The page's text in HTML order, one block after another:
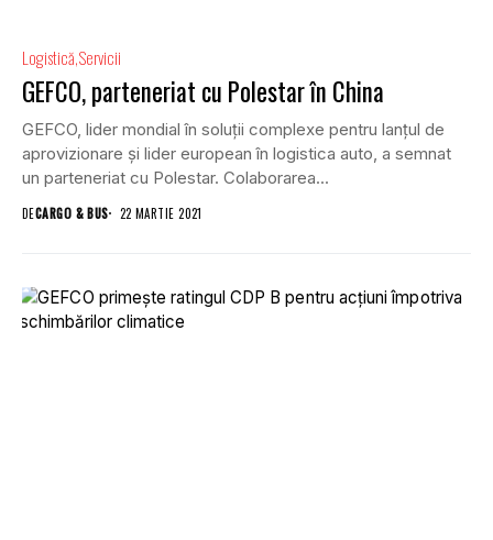
Logistică Servicii
GEFCO, parteneriat cu Polestar în China
GEFCO, lider mondial în soluții complexe pentru lanțul de
aprovizionare și lider european în logistica auto, a semnat
un parteneriat cu Polestar. Colaborarea...
DECARGO & BUS 22 MARTIE 2021